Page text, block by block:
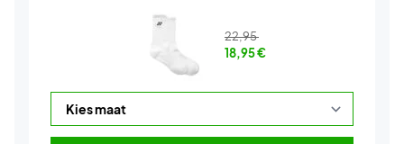
22,95
18,95€